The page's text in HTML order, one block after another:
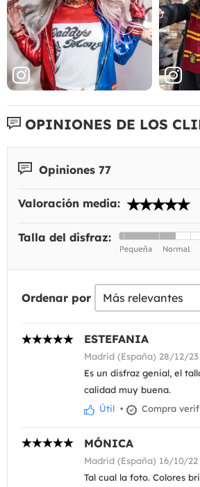
OPINIONES DE LOS
Opiniones 77
Valoración media:
Talla del disfraz:
Ordenar por
ESTEFANIA
Madrid (España) 28/12/23
Es un disfraz genial, el
calidad muy buena.
Útil • Compra
MÓNICA
Madrid (España) 16/10/22
Tal cual la foto. Colores